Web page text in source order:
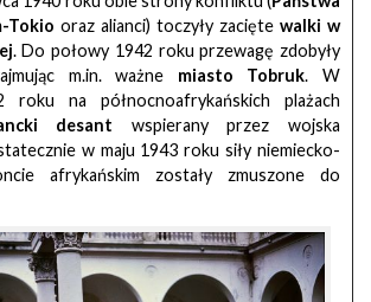
Tokio oraz alianci) toczyły zacięte walki w
. Do połowy 1942 roku przewagę zdobyły
m.in. ważne miasto Tobruk. W
roku na północnoafrykańskich plażach
desant wspierany przez wojska
w maju 1943 roku siły niemiecko-
afrykańskim zostały zmuszone do